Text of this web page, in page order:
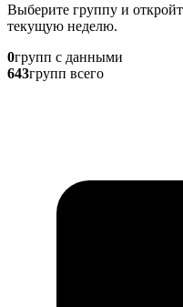
Выберите группу и
текущую неделю.
0групп с данными
643групп всего